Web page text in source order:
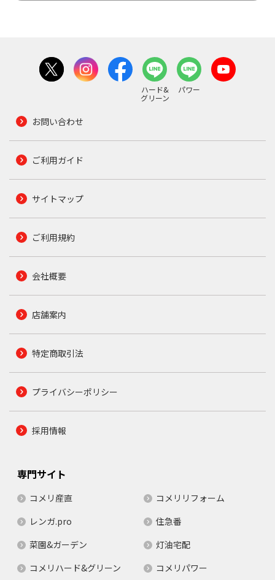
ハード&
グリーン
パワー
お問い合わせ
ご利用ガイド
サイトマップ
ご利用規約
会社概要
店舗案内
特定商取引法
プライバシーポリシー
採用情報
専門サイト
コメリ産直
コメリリフォーム
レンガ.pro
住急番
菜園&ガーデン
灯油宅配
コメリハード&グリーン
コメリパワー